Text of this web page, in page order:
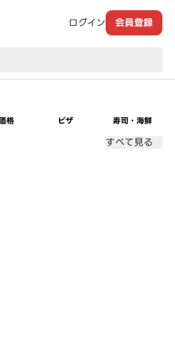
ログイン 会員登録
格 ピザ 寿司・海鮮
すべて見る